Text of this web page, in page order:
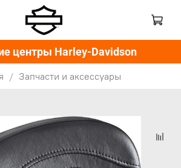
центры Harley-Davidson
Запчасти и аксессуары